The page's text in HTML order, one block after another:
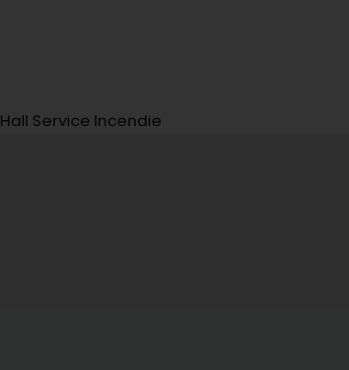
Hall Service Incendie